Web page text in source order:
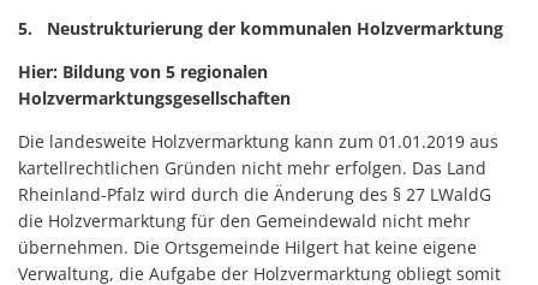
5. Neustrukturierung der kommunalen Holzvermarktung
Hier: Bildung von 5 regionalen
Holzvermarktungsgesellschaften
Die landesweite Holzvermarktung kann zum 01.01.2019 aus
kartellrechtlichen Gründen nicht mehr erfolgen. Das Land
Rheinland-Pfalz wird durch die Änderung des § 27 LWaldG
die Holzvermarktung für den Gemeindewald nicht mehr
übernehmen. Die Ortsgemeinde Hilgert hat keine eigene
Verwaltung, die Aufgabe der Holzvermarktung obliegt somit